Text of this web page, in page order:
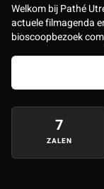
Welkom bij Pathé
actuele filmagenda
bioscoopbezoek
7
ZALEN